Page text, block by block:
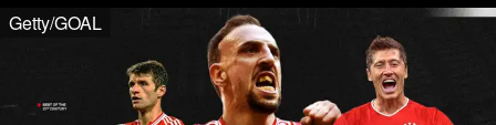
Getty/GOAL